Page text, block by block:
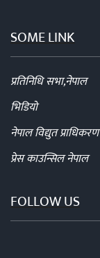
SOME LINK
प्रतिनिधि सभा,नेपाल
भिडियो
नेपाल विद्युत प्राधिकरण
प्रेस काउन्सिल नेपाल
FOLLOW US